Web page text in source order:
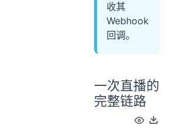
收其
Webhook
回调。
一次直播的
完整链路